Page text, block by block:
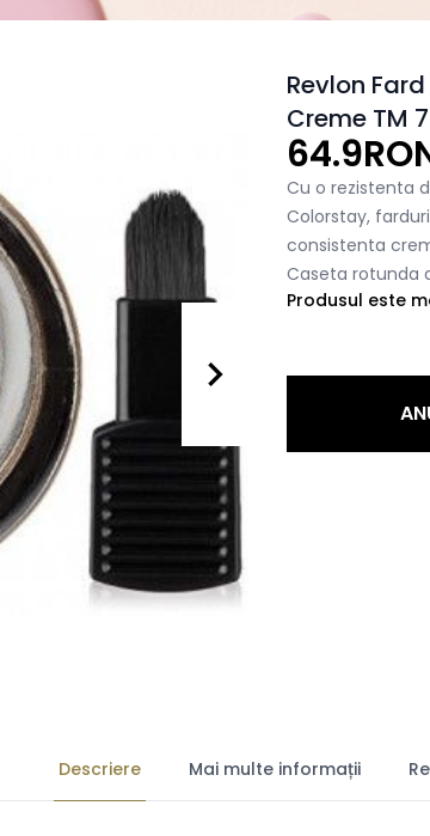
Revlon
Creme TM
Cu o rezistenta
Colorstay,
consistenta
Caseta rotunda
Produsul este
Descriere Mai multe informații